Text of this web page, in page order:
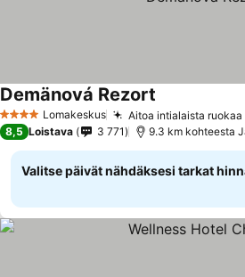
4 TähtiluokitusLomakeskus Aitoa intialaista ruokaa
Demänová Rezort
8,5 Loistava 3 771 9.3 km kohteesta
Valitse päivät nähdäksesi tarkat